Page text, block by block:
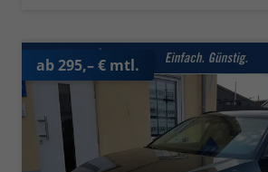
ab 295,– € mtl.